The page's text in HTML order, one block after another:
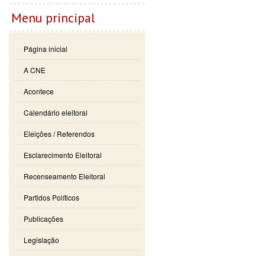
Menu principal
Página inicial
A CNE
Acontece
Calendário eleitoral
Eleições / Referendos
Esclarecimento Eleitoral
Recenseamento Eleitoral
Partidos Políticos
Publicações
Legislação